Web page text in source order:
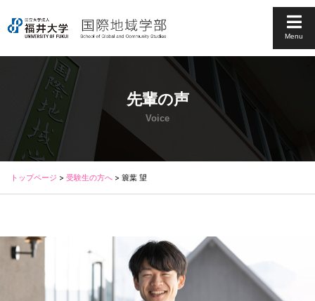
Menu
先輩の声
Voice
トップページ > 受験生の方へ > 簑葉 望